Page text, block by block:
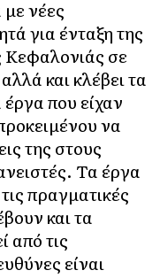
νέες
για ένταξη της
Κεφαλονιάς σε
και κλέβει τα
που είχαν
να
της στους
Τα έργα
πραγματικές
και τα
από τις
είναι